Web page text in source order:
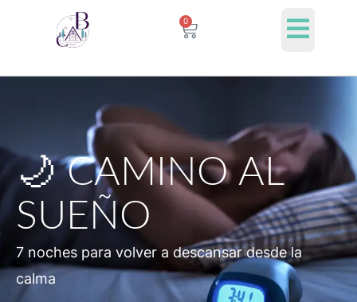
0
Cart
🌙 CAMINO AL
SUEÑO
7 noches para volver a descansar desde la
calma